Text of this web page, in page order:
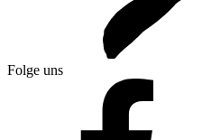
Folge uns